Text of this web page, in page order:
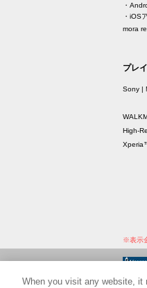
・
・iOS
mora
プレ
Sony |
High-
※表示
When you visit any website, it